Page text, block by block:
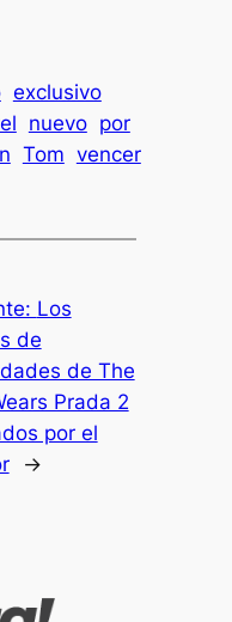
exclusivo
nuevo por
Tom vencer
Los
de
de The
Prada 2
por el
→